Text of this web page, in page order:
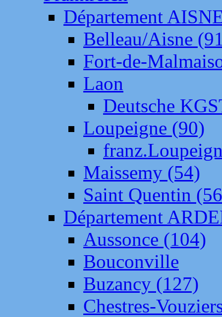
Département
Belleau/Aisne
Fort-de-
Laon
Deutsche
Loupeigne (90)
Maissemy (54)
Saint Quentin
Département
Aussonce (104)
Bouconville
Buzancy (127)
Chestres-